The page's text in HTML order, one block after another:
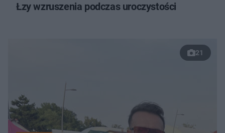
Łzy wzruszenia podczas uroczystości
21